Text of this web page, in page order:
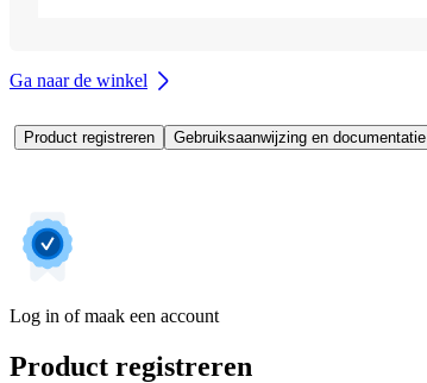
Ga naar de winkel
Product registreren Gebruiksaanwijzing en documentatie
Log in of maak een account
Product registreren